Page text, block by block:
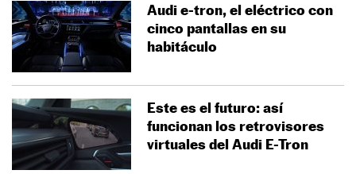
Audi e-tron, el eléctrico con
cinco pantallas en su
habitáculo
Este es el futuro: así
funcionan los retrovisores
virtuales del Audi E-Tron